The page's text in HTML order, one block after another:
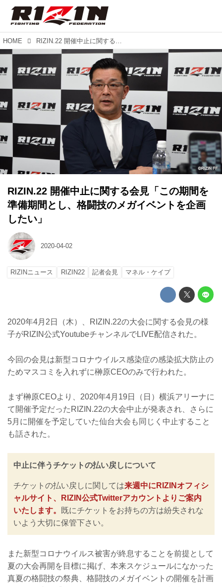
HOME RIZIN.22 開催中止に関する会見「この期間を準備期間とし、格闘技のメガイベントを企画したい」
RIZIN.22 開催中止に関する会見「この期間を
準備期間とし、格闘技のメガイベントを企画
したい」
2020-04-02
RIZINニュース RIZIN22 記者会見 マネル・ケイプ
2020年4月2日（木）、RIZIN.22の大会に関する会見の様
子がRIZIN公式YoutubeチャンネルでLIVE配信された。
今回の会見は新型コロナウイルス感染症の感染拡大防止の
ためマスコミを入れずに榊原CEOのみで行われた。
まず榊原CEOより、2020年4月19日（日）横浜アリーナに
て開催予定だったRIZIN.22の大会中止が発表され、さらに
5月に開催を予定していた仙台大会も同じく中止すること
も話された。
中止に伴うチケットの払い戻しについて
チケットの払い戻しに関しては来週中にRIZINオフィシ
ャルサイト、RIZIN公式Twitterアカウントよりご案内
いたします。
既にチケットをお持ちの方は紛失されな
いよう大切に保管下さい。
また新型コロナウイルス被害が終息することを前提として
夏の大会再開を目標に掲げ、本来スケジュールになかった
真夏の格闘技の祭典、格闘技のメガイベントの開催を計画